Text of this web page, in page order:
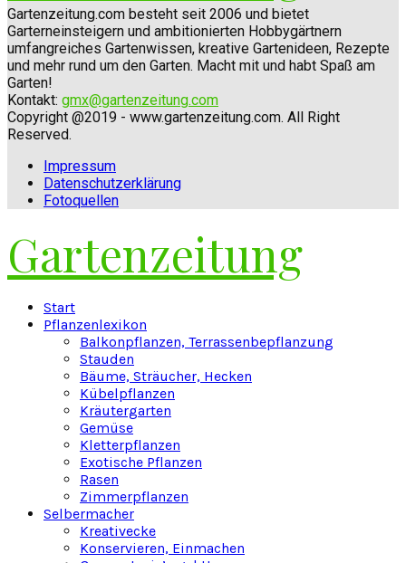
Gartenzeitung.com besteht seit 2006 und bietet
Garterneinsteigern und ambitionierten Hobbygärtnern
umfangreiches Gartenwissen, kreative Gartenideen, Rezepte
und mehr rund um den Garten. Macht mit und habt Spaß am
Garten!
Kontakt: gmx@gartenzeitung.com
Copyright @2019 - www.gartenzeitung.com. All Right
Reserved.
Impressum
Datenschutzerklärung
Fotoquellen
Gartenzeitung
Start
Pflanzenlexikon
Balkonpflanzen, Terrassenbepflanzung
Stauden
Bäume, Sträucher, Hecken
Kübelpflanzen
Kräutergarten
Gemüse
Kletterpflanzen
Exotische Pflanzen
Rasen
Zimmerpflanzen
Selbermacher
Kreativecke
Konservieren, Einmachen